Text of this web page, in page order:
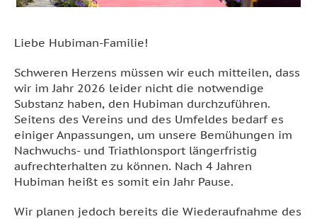
Liebe Hubiman-Familie!
Schweren Herzens müssen wir euch mitteilen, dass
wir im Jahr 2026 leider nicht die notwendige
Substanz haben, den Hubiman durchzuführen.
Seitens des Vereins und des Umfeldes bedarf es
einiger Anpassungen, um unsere Bemühungen im
Nachwuchs- und Triathlonsport längerfristig
aufrechterhalten zu können. Nach 4 Jahren
Hubiman heißt es somit ein Jahr Pause.
Wir planen jedoch bereits die Wiederaufnahme des